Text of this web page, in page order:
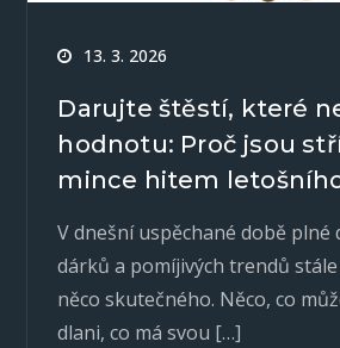
13. 3. 2026
Darujte štěstí, které
hodnotu: Proč jsou
mince hitem
V dnešní uspěchané době plné
dárků a pomíjivých trendů stále
něco skutečného. Něco, co
dlani, co má svou […]